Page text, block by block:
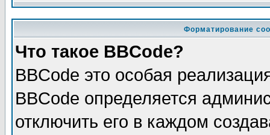
Форматирование
Что такое BBCode?
BBCode это особая
BBCode определяется
отключить его в каждом